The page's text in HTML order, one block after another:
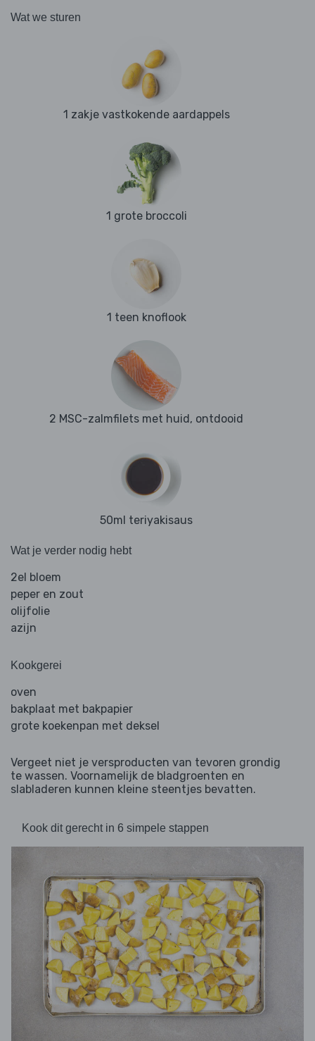
Wat we sturen
1 zakje vastkokende aardappels
1 grote broccoli
1 teen knoflook
2 MSC-zalmfilets met huid, ontdooid
50ml teriyakisaus
Wat je verder nodig hebt
2el bloem
peper en zout
olijfolie
azijn
Kookgerei
oven
bakplaat met bakpapier
grote koekenpan met deksel
Vergeet niet je versproducten van tevoren grondig
te wassen. Voornamelijk de bladgroenten en
slabladeren kunnen kleine steentjes bevatten.
Kook dit gerecht in 6 simpele stappen